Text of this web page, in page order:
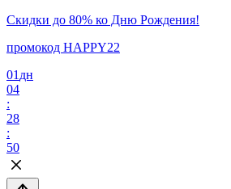
Скидки до 80% ко Дню Рождения!
промокод HAPPY22
01 дн
04
:
28
:
50